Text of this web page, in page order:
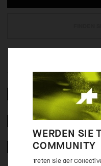
ZUSAMMENSETZUNG
2 JAHRE GARANTIE
CRASH POLICY
WERDEN SIE
COMMUNITY
Treten Sie der